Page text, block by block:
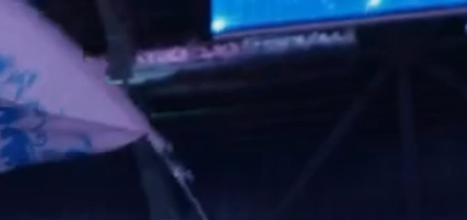
Чернышева
Авангард